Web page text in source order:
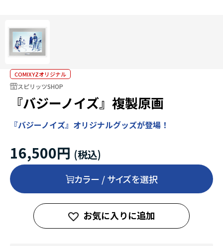
COMIXYZオリジナル
スピリッツSHOP
『バジーノイズ』複製原画
『バジーノイズ』オリジナルグッズが登場！
16,500円
カラー / サイズを選択
お気に入りに追加